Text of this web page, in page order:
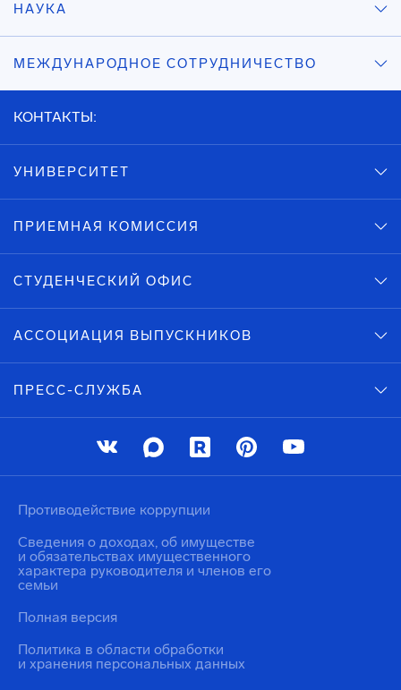
НАУКА
МЕЖДУНАРОДНОЕ СОТРУДНИЧЕСТВО
КОНТАКТЫ:
УНИВЕРСИТЕТ
ПРИЕМНАЯ КОМИССИЯ
СТУДЕНЧЕСКИЙ ОФИС
АССОЦИАЦИЯ ВЫПУСКНИКОВ
ПРЕСС-СЛУЖБА
Политика в области обработки
и хранения персональных данных
Противодействие коррупции
Сведения о доходах, об имуществе
и обязательствах имущественного
характера руководителя и членов его
семьи
Полная версия